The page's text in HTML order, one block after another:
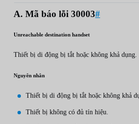
A. Mã báo lỗi 30003#
Unreachable destination handset
Thiết bị di động bị tắt hoặc không khả dụng.
Nguyên nhân
Thiết bị di động bị tắt hoặc không khả
Thiết bị không có đủ tín hiệu.